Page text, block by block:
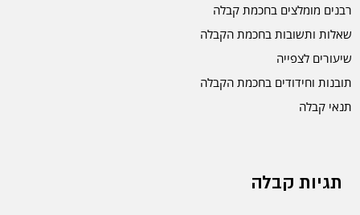
רבנים מומלצים בחכמת קבלה
שאלות ותשובות בחכמת הקבלה
שיעורים לצפייה
תובנות וחידודים בחכמת הקבלה
תנאי קבלה
תגיות קבלה